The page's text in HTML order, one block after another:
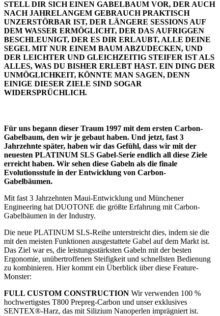
STELL DIR SICH EINEN GABELBAUM VOR, DER AUCH
NACH JAHRELANGEM GEBRAUCH PRAKTISCH
UNZERSTÖRBAR IST, DER LÄNGERE SESSIONS AUF
DEM WASSER ERMÖGLICHT, DER DAS AUFRIGGEN
BESCHLEUNIGT, DER ES DIR ERLAUBT, ALLE DEINE
SEGEL MIT NUR EINEM BAUM ABZUDECKEN, UND
DER LEICHTER UND GLEICHZEITIG STEIFER IST ALS
ALLES, WAS DU BISHER ERLEBT HAST. EIN DING DER
UNMÖGLICHKEIT, KÖNNTE MAN SAGEN, DENN
EINIGE DIESER ZIELE SIND SOGAR
WIDERSPRÜCHLICH.
Für uns begann dieser Traum 1997 mit dem ersten Carbon-
Gabelbaum, den wir je gebaut haben. Und jetzt, fast 3
Jahrzehnte später, haben wir das Gefühl, dass wir mit der
neuesten PLATINUM SLS Gabel-Serie endlich all diese Ziele
erreicht haben. Wir sehen diese Gabeln als die finale
Evolutionsstufe in der Entwicklung von Carbon-
Gabelbäumen.
Mit fast 3 Jahrzehnten Maui-Entwicklung und Münchener
Engineering hat DUOTONE die größte Erfahrung mit Carbon-
Gabelbäumen in der Industry.
Die neue PLATINUM SLS-Reihe unterstreicht dies, indem sie die
mit den meisten Funktionen ausgestattete Gabel auf dem Markt ist.
Das Ziel war es, die leistungsstärksten Gabeln mit der besten
Ergonomie, unübertroffenen Steifigkeit und schnellsten Bedienung
zu kombinieren. Hier kommt ein Überblick über diese Feature-
Monster:
FULL CUSTOM CONSTRUCTION Wir verwenden 100 %
hochwertigstes T800 Prepreg-Carbon und unser exklusives
SENTEX®-Harz, das mit Silizium Nanoperlen imprägniert ist.